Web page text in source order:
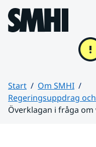
Hoppa till sidans innehåll
Start
Om SMHI
Regeringsuppdrag
Överklagan i fråga